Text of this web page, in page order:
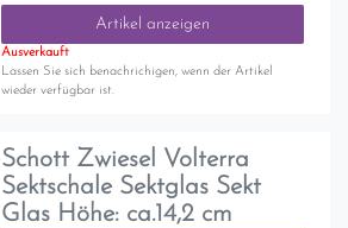
Artikel anzeigen
Ausverkauft
Lassen Sie sich benachrichigen, wenn der Artikel
wieder verfügbar ist.
Schott Zwiesel Volterra
Sektschale Sektglas Sekt
Glas Höhe: ca.14,2 cm